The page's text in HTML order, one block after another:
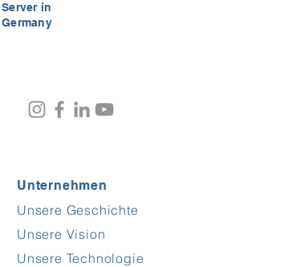
Server in
Germany
Unternehmen
Unsere Geschichte
Unsere Vision
Unsere Technologie
Kundenbewertungen und Erfahrungen zu
SEHR GUT